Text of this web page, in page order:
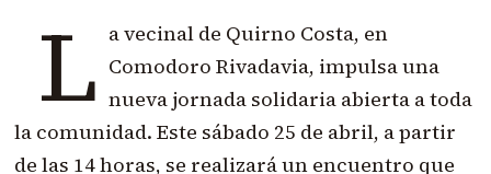
L a vecinal de Quirno Costa, en
Comodoro Rivadavia, impulsa una
nueva jornada solidaria abierta a toda
la comunidad. Este sábado 25 de abril, a partir
de las 14 horas, se realizará un encuentro que